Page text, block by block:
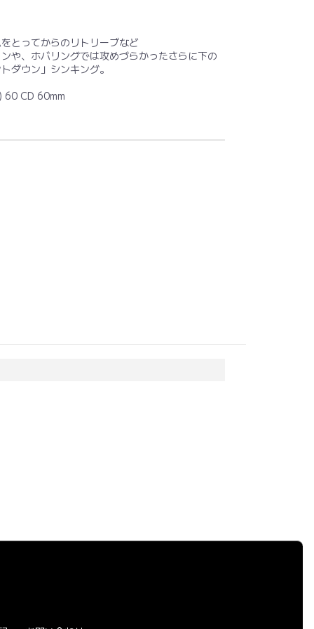
とってからのリトリーブなど
や、ホバリングでは攻めづらかったさらに下の
ダウン」シンキング。
60 CD 60mm